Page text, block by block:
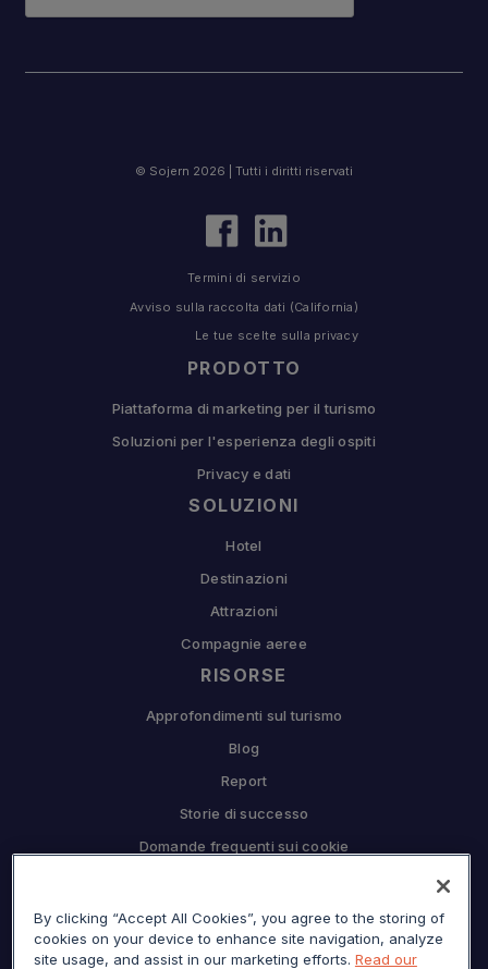
PRODOTTO
Piattaforma di marketing per il turismo
Soluzioni per l'esperienza degli ospiti
Privacy e dati
SOLUZIONI
Hotel
Destinazioni
Attrazioni
Compagnie aeree
RISORSE
Approfondimenti sul turismo
Blog
Report
Storie di successo
Domande frequenti sui cookie
Perché Sojern
© Sojern 2026 | Tutti i diritti riservati
Termini di servizio
Avviso sulla raccolta dati (California)
Le tue scelte sulla privacy
By clicking “Accept All Cookies”, you agree to the storing of
cookies on your device to enhance site navigation, analyze
site usage, and assist in our marketing efforts. Read our